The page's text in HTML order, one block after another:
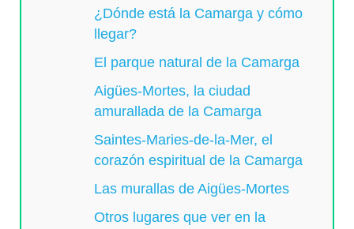
¿Dónde está la Camarga y cómo
llegar?
El parque natural de la Camarga
Aigües-Mortes, la ciudad
amurallada de la Camarga
Saintes-Maries-de-la-Mer, el
corazón espiritual de la Camarga
Las murallas de Aigües-Mortes
Otros lugares que ver en la